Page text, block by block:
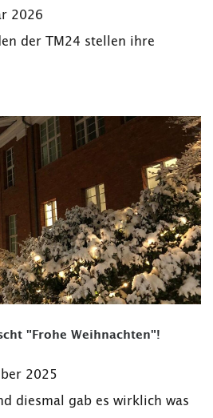
2026
der TM24 stellen ihre
"Frohe Weihnachten"!
2025
diesmal gab es wirklich was